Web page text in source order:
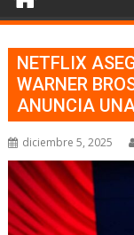
NETFLIX
WARNER
ANUNCIA
diciembre 5, 2025